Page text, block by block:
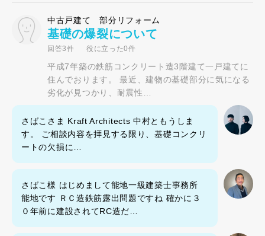
中古戸建て 部分リフォーム
基礎の爆裂について
回答3件 役に立った0件
平成7年築の鉄筋コンクリート造3階建て一戸建てに
住んでおります。 最近、建物の基礎部分に気になる
劣化が見つかり、耐震性…
さばこさま Kraft Architects 中村ともうしま
す。 ご相談内容を拝見する限り、基礎コンクリ
ートの欠損に…
さばこ様 はじめまして能地一級建築士事務所
能地です ＲＣ造鉄筋露出問題ですね 確かに３
０年前に建設されてRC造だ…